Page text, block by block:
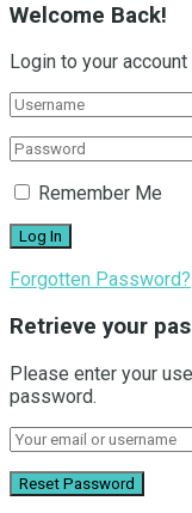
Welcome Back!
Login to your
Remember Me
Forgotten Password?
Retrieve your
Please enter your
password.